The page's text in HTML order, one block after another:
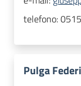
telefono:
Pulga